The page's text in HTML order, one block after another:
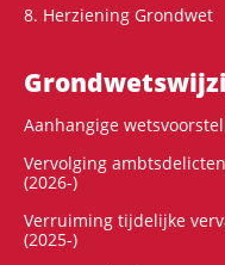
8. Herziening Grondwet
Aanhangige
Vervolging
(2026-)
Verruiming tijdelijke
(2025-)